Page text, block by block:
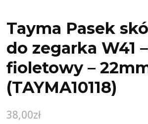
Tayma Pasek
do zegarka W41 –
fioletowy –
(TAYMA10118)
38,00zł